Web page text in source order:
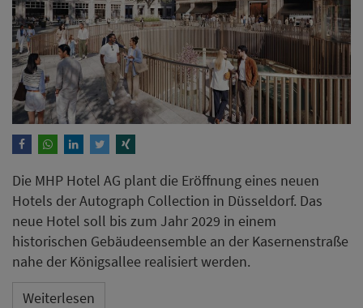
Die MHP Hotel AG plant die Eröffnung eines neuen
Hotels der Autograph Collection in Düsseldorf. Das
neue Hotel soll bis zum Jahr 2029 in einem
historischen Gebäudeensemble an der Kasernenstraße
nahe der Königsallee realisiert werden.
Weiterlesen